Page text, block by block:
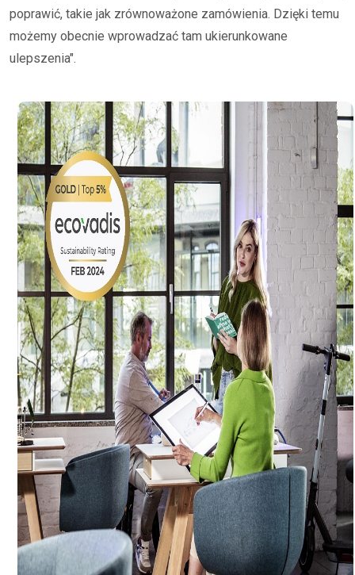
poprawić, takie jak zrównoważone zamówienia. Dzięki temu
możemy obecnie wprowadzać tam ukierunkowane
ulepszenia".